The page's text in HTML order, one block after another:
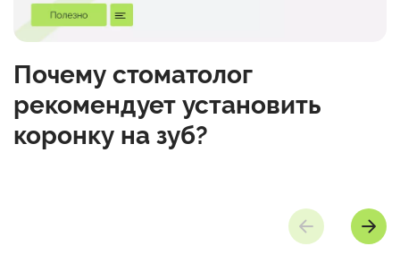
Почему стоматолог
рекомендует установить
коронку на зуб?